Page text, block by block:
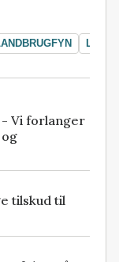
Vi forlanger
tilskud til